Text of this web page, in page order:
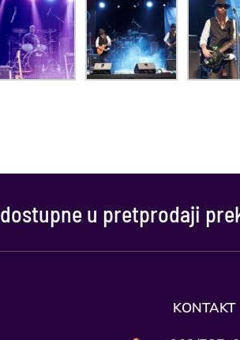
dostupne u pretprodaji
KONTAKT